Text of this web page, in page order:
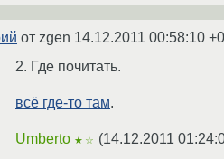
от zgen 14.12.2011 00:58:10
2. Где почитать.
всё где-то там.
Umberto ★☆ (14.12.2011